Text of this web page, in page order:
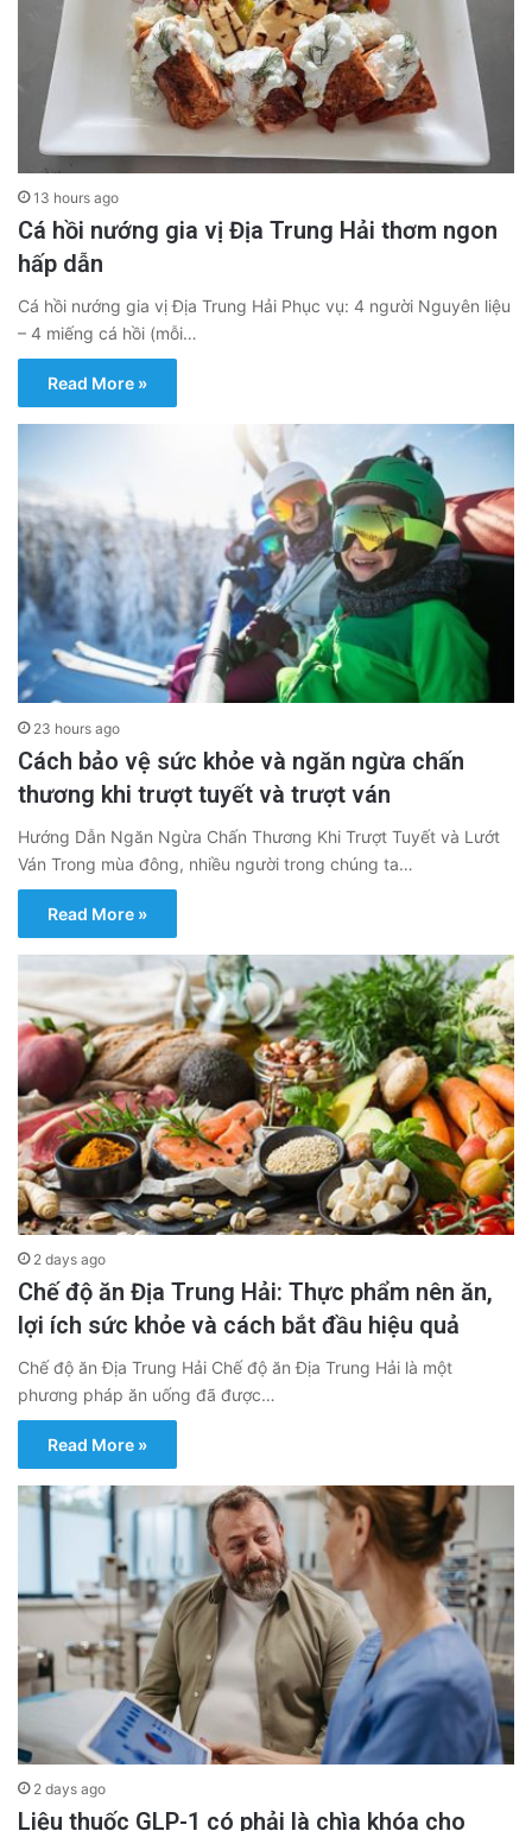
13 hours ago
Cá hồi nướng gia vị Địa Trung Hải thơm ngon
hấp dẫn
Cá hồi nướng gia vị Địa Trung Hải Phục vụ: 4 người Nguyên liệu
– 4 miếng cá hồi (mỗi…
Read More »
23 hours ago
Cách bảo vệ sức khỏe và ngăn ngừa chấn
thương khi trượt tuyết và trượt ván
Hướng Dẫn Ngăn Ngừa Chấn Thương Khi Trượt Tuyết và Lướt
Ván Trong mùa đông, nhiều người trong chúng ta…
Read More »
2 days ago
Chế độ ăn Địa Trung Hải: Thực phẩm nên ăn,
lợi ích sức khỏe và cách bắt đầu hiệu quả
Chế độ ăn Địa Trung Hải Chế độ ăn Địa Trung Hải là một
phương pháp ăn uống đã được…
Read More »
2 days ago
Liệu thuốc GLP-1 có phải là chìa khóa cho